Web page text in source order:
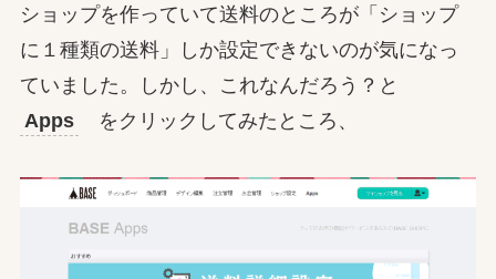
ショップを作っていて送料のところが「ショップ
に１種類の送料」しか設定できないのが気になっ
ていました。しかし、これなんだろう？と
Apps
をクリックしてみたところ、